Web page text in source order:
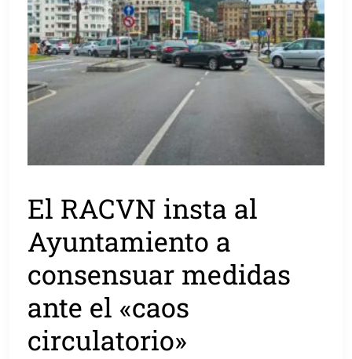
El RACVN insta al
Ayuntamiento a
consensuar medidas
ante el «caos
circulatorio»